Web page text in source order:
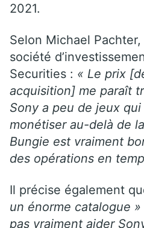
2021.
Selon Michael
société
Securities : « Le prix
acquisition] me paraît
Sony a peu de jeux
monétiser au-delà de
Bungie est vraiment
des opérations en
Il précise également
un énorme catalogue »
pas vraiment aider